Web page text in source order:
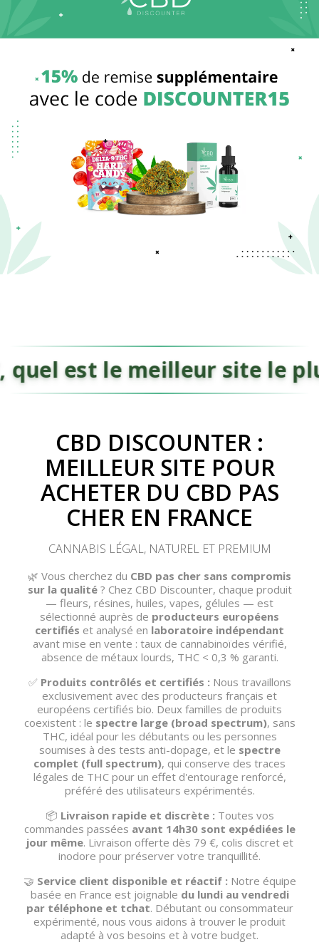
(30 avis)
(45 avis)
est le meilleur site le
CBD DISCOUNTER :
MEILLEUR SITE POUR
ACHETER DU CBD PAS
CHER EN FRANCE
CANNABIS LÉGAL, NATUREL ET PREMIUM
🌿 Vous cherchez du CBD pas cher sans compromis
sur la qualité? Chez CBD Discounter, chaque produit
— fleurs, résines, huiles, vapes, gélules — est
sélectionné auprès de producteurs européens
certifiés et analysé en laboratoire indépendant
avant mise en vente : taux de cannabinoïdes vérifié,
absence de métaux lourds, THC < 0,3 % garanti.
✅ Produits contrôlés et certifiés : Nous travaillons
exclusivement avec des producteurs français et
européens certifiés bio. Deux familles de produits
coexistent : le spectre large (broad spectrum), sans
THC, idéal pour les débutants ou les personnes
soumises à des tests anti-dopage, et le spectre
complet (full spectrum), qui conserve des traces
légales de THC pour un effet d'entourage renforcé,
préféré des utilisateurs expérimentés.
📦 Livraison rapide et discrète : Toutes vos
commandes passées avant 14h30 sont expédiées le
jour même. Livraison offerte dès 79 €, colis discret et
inodore pour préserver votre tranquillité.
🤝 Service client disponible et réactif : Notre équipe
basée en France est joignable du lundi au vendredi
par téléphone et tchat. Débutant ou consommateur
expérimenté, nous vous aidons à trouver le produit
adapté à vos besoins et à votre budget.